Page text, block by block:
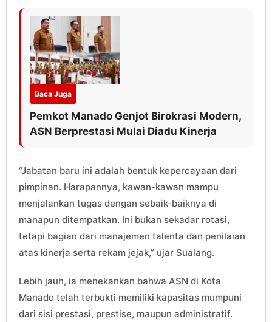
Baca Juga
Pemkot Manado Genjot Birokrasi Modern,
ASN Berprestasi Mulai Diadu Kinerja
“Jabatan baru ini adalah bentuk kepercayaan dari
pimpinan. Harapannya, kawan-kawan mampu
menjalankan tugas dengan sebaik-baiknya di
manapun ditempatkan. Ini bukan sekadar rotasi,
tetapi bagian dari manajemen talenta dan penilaian
atas kinerja serta rekam jejak,” ujar Sualang.
Lebih jauh, ia menekankan bahwa ASN di Kota
Manado telah terbukti memiliki kapasitas mumpuni
dari sisi prestasi, prestise, maupun administratif.